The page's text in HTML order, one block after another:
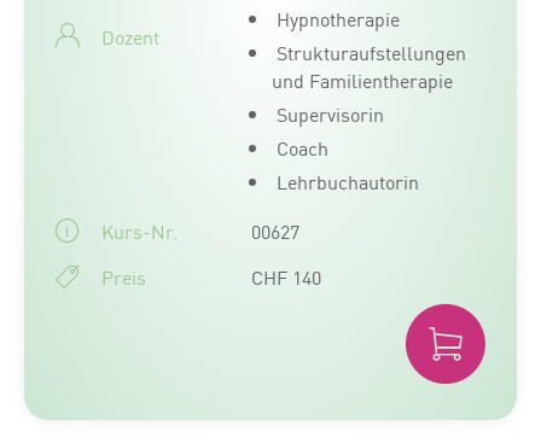
Dozent
Hypnotherapie
Strukturaufstellungen
und Familientherapie
Supervisorin
Coach
Lehrbuchautorin
Kurs-Nr.
00627
Preis
CHF 140